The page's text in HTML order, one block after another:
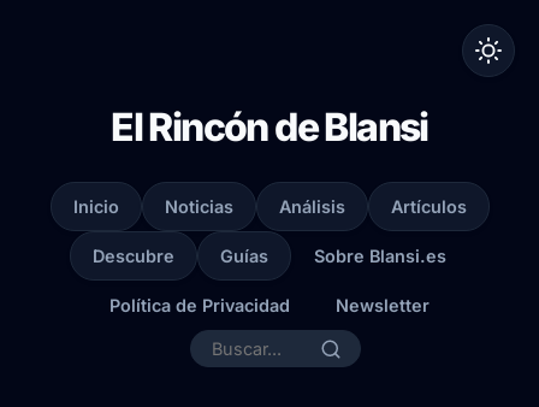
El Rincón de Blansi
Inicio Noticias Análisis Artículos
Descubre Guías Sobre Blansi.es
Política de Privacidad Newsletter